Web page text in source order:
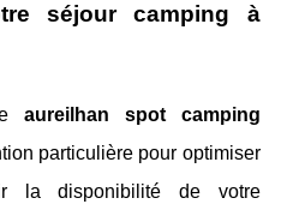
séjour camping à
aureilhan spot camping
particulière pour optimiser
la disponibilité de votre